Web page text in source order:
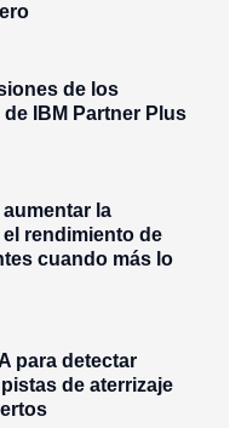
de los
IBM Partner Plus
la
rendimiento de
cuando más lo
para detectar
de aterrizaje